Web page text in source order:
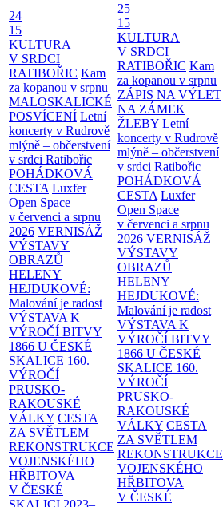
24
15
KULTURA
V SRDCI
RATIBOŘIC Kam
za kopanou v srpnu
MALOSKALICKÉ
POSVÍCENÍ Letní
koncerty v Rudrově
mlýně – občerstvení
v srdci Ratibořic
POHÁDKOVÁ
CESTA Luxfer
Open Space
v červenci a srpnu
2026 VERNISÁŽ
VÝSTAVY
OBRAZŮ
HELENY
HEJDUKOVÉ:
Malování je radost
VÝSTAVA K
VÝROČÍ BITVY
1866 U ČESKÉ
SKALICE 160.
VÝROČÍ
PRUSKO-
RAKOUSKÉ
VÁLKY CESTA
ZA SVĚTLEM
REKONSTRUKCE
VOJENSKÉHO
HŘBITOVA
V ČESKÉ
SKALICI 2023–
25
15
KULTURA
V SRDCI
RATIBOŘIC Kam
za kopanou v srpnu
ZÁPIS NA VÝLET
NA ZÁMEK
ŽLEBY Letní
koncerty v Rudrově
mlýně – občerstvení
v srdci Ratibořic
POHÁDKOVÁ
CESTA Luxfer
Open Space
v červenci a srpnu
2026 VERNISÁŽ
VÝSTAVY
OBRAZŮ
HELENY
HEJDUKOVÉ:
Malování je radost
VÝSTAVA K
VÝROČÍ BITVY
1866 U ČESKÉ
SKALICE 160.
VÝROČÍ
PRUSKO-
RAKOUSKÉ
VÁLKY CESTA
ZA SVĚTLEM
REKONSTRUKCE
VOJENSKÉHO
HŘBITOVA
V ČESKÉ